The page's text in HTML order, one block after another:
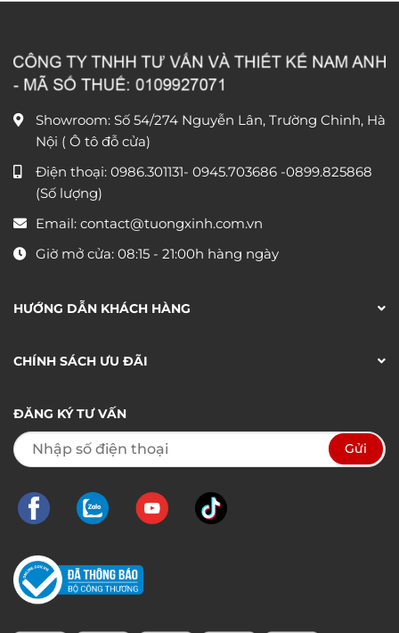
Showroom: Số 54/274 Nguyễn Lân, Trường Chinh, Hà
Nội ( Ô tô đỗ cửa)
Điện thoại: 0986.301131- 0945.703686 -0899.825868
(Số lượng)
Email: contact@tuongxinh.com.vn
Giờ mở cửa: 08:15 - 21:00h hàng ngày
HƯỚNG DẪN KHÁCH HÀNG
CHÍNH SÁCH ƯU ĐÃI
ĐĂNG KÝ TƯ VẤN